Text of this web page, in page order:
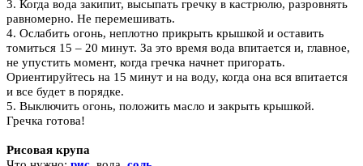
3. Когда вода закипит, высыпать гречку в кастрюлю, разровнять
равномерно. Не перемешивать.
4. Ослабить огонь, неплотно прикрыть крышкой и оставить
томиться 15 – 20 минут. За это время вода впитается и, главное,
не упустить момент, когда гречка начнет пригорать.
Ориентируйтесь на 15 минут и на воду, когда она вся впитается
и все будет в порядке.
5. Выключить огонь, положить масло и закрыть крышкой.
Гречка готова!
Рисовая крупа